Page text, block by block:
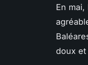
En
doux et